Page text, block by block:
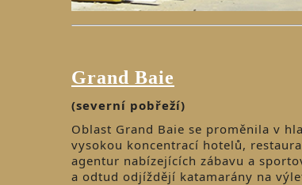
Grand Baie
(severní pobřeží)
Oblast Grand Baie se proměnila v
vysokou koncentrací hotelů,
agentur nabízejících zábavu a
a odtud odjíždějí katamarány na